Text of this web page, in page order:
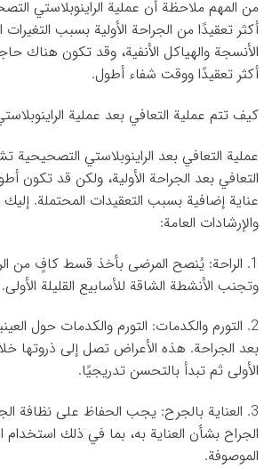
من المهم ملاحظة أن عملية الراينوبلاستي
أكثر تعقيدًا من الجراحة الأولية بسبب
الأنسجة والهياكل الأنفية، وقد تكون هناك
أكثر تعقيدًا ووقت شفاء أطول.
كيف تتم عملية التعافي بعد عملية
عملية التعافي بعد الراينوبلاستي التصحيحية
التعافي بعد الجراحة الأولية، ولكن قد تكون
عناية إضافية بسبب التعقيدات المحتملة. إليك
والإرشادات العامة:
1. الراحة: يُنصح المرضى بأخذ قسط كافٍ من
وتجنب الأنشطة الشاقة للأسابيع القليلة الأولى.
2. التورم والكدمات: التورم والكدمات حول
بعد الجراحة. هذه الأعراض تصل إلى ذروتها خلال
الأولى ثم تبدأ بالتحسن تدريجيًا.
3. العناية بالجرح: يجب الحفاظ على نظافة
الجراح بشأن العناية به، بما في ذلك استخدام
الموصوفة.